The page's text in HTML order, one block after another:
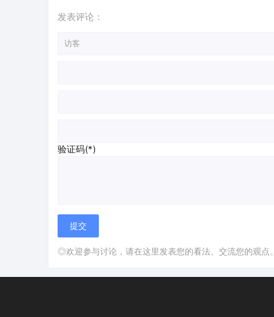
发表评论：
验证码(*)
◎欢迎参与讨论，请在这里发表您的看法、交流您的观点。